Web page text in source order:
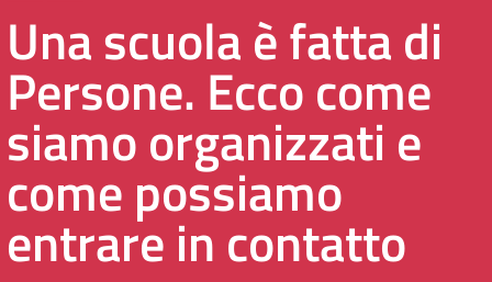
Una scuola è fatta di
Persone. Ecco come
siamo organizzati e
come possiamo
entrare in contatto